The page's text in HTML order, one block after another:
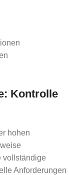
Kontrolle
hohen
vollständige
Anforderungen